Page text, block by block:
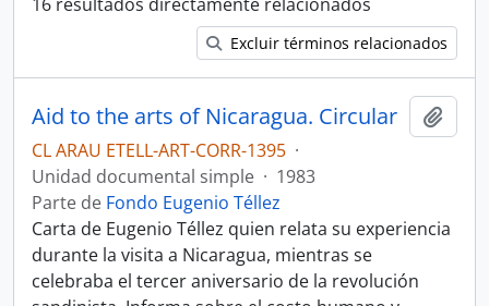
Excluir términos relacionados
Aid to the arts of Nicaragua. Circular
CL ARAU ETELL-ART-CORR-1395 ·
Unidad documental simple · 1983
Parte de Fondo Eugenio Téllez
Carta de Eugenio Téllez quien relata su experiencia
durante la visita a Nicaragua, mientras se
celebraba el tercer aniversario de la revolución